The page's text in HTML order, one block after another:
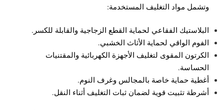
وتشمل مواد التغليف المستخدمة:
البلاستيك الفقاعي لحماية القطع الزجاجية والقابلة للكسر.
الفوم الواقي لحماية الأثاث الخشبي.
الكرتون المقوى لتغليف الأجهزة الكهربائية والمقتنيات
الحساسة.
أغطية حماية خاصة بالمجالس وغرف النوم.
أشرطة تثبيت قوية لضمان ثبات التغليف أثناء النقل.